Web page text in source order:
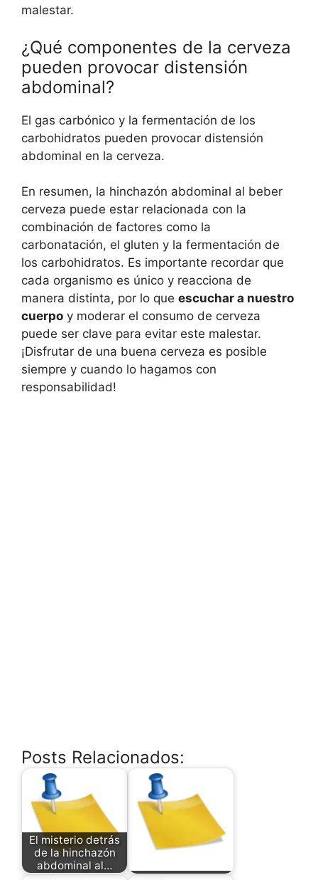
malestar.
¿Qué componentes de la cerveza
pueden provocar distensión
abdominal?
El gas carbónico y la fermentación de los
carbohidratos pueden provocar distensión
abdominal en la cerveza.
En resumen, la hinchazón abdominal al beber
cerveza puede estar relacionada con la
combinación de factores como la
carbonatación, el gluten y la fermentación de
los carbohidratos. Es importante recordar que
cada organismo es único y reacciona de
manera distinta, por lo que escuchar a nuestro
cuerpo y moderar el consumo de cerveza
puede ser clave para evitar este malestar.
¡Disfrutar de una buena cerveza es posible
siempre y cuando lo hagamos con
responsabilidad!
Posts Relacionados:
El misterio detrás
de la hinchazón
abdominal al…